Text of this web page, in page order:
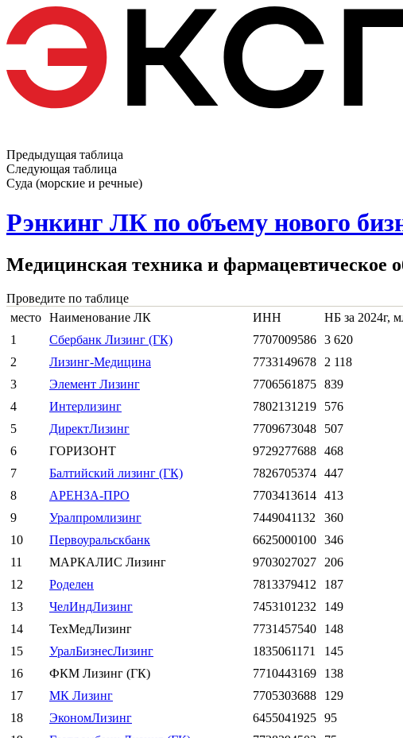
Предыдущая таблица
Следующая таблица
Суда (морские и речные)
Рэнкинг ЛК по объему нового
Медицинская техника и фармацевтическое
Проведите по таблице
место Наименование ЛК ИНН
НБ за 2024г,
1
Сбербанк Лизинг (ГК) 7707009586 3 620
2
Лизинг-Медицина 7733149678
2 118
3
Элемент Лизинг 7706561875 839
4
Интерлизинг 7802131219
576
5
ДиректЛизинг 7709673048
507
6
ГОРИЗОНТ 9729277688 468
7
Балтийский лизинг (ГК) 7826705374 447
8
АРЕНЗА-ПРО 7703413614 413
9
Уралпромлизинг 7449041132
360
10
Первоуральскбанк 6625000100 346
11
МАРКАЛИС Лизинг 9703027027
206
12
Роделен 7813379412
187
13
ЧелИндЛизинг 7453101232
149
14
ТехМедЛизинг 7731457540
148
15
УралБизнесЛизинг 1835061171
145
16
ФКМ Лизинг (ГК) 7710443169
138
17
МК Лизинг 7705303688
129
18
ЭкономЛизинг 6455041925 95